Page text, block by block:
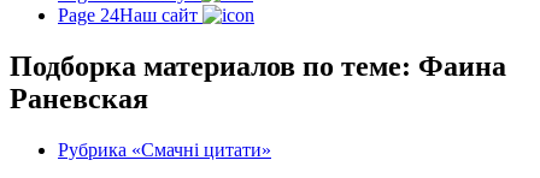
Page 24Наш сайт
Подборка материалов по теме: Фаина
Раневская
Рубрика «Смачні цитати»